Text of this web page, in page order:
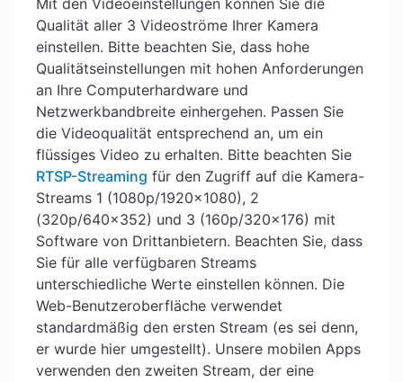
Mit den Videoeinstellungen können Sie die
Qualität aller 3 Videoströme Ihrer Kamera
einstellen. Bitte beachten Sie, dass hohe
Qualitätseinstellungen mit hohen Anforderungen
an Ihre Computerhardware und
Netzwerkbandbreite einhergehen. Passen Sie
die Videoqualität entsprechend an, um ein
flüssiges Video zu erhalten. Bitte beachten Sie
RTSP-Streaming für den Zugriff auf die Kamera-
Streams 1 (1080p/1920x1080), 2
(320p/640x352) und 3 (160p/320x176) mit
Software von Drittanbietern. Beachten Sie, dass
Sie für alle verfügbaren Streams
unterschiedliche Werte einstellen können. Die
Web-Benutzeroberfläche verwendet
standardmäßig den ersten Stream (es sei denn,
er wurde hier umgestellt). Unsere mobilen Apps
verwenden den zweiten Stream, der eine